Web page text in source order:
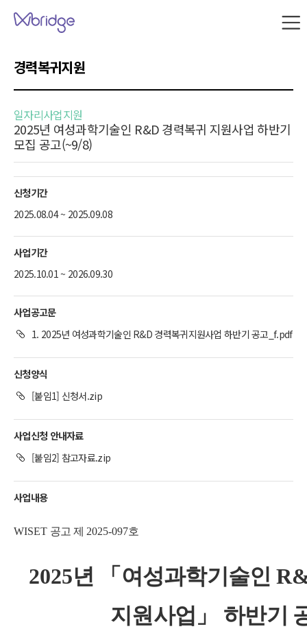
W
이
경력복귀지원
일자리사업지원
2025년 여성과학기술인 R&D 경력복귀 지원사업 하반기
모집 공고(~9/8)
신청기간
2025.08.04 ~ 2025.09.08
사업기간
2025.10.01 ~ 2026.09.30
사업공고문
1. 2025년 여성과학기술인 R&D 경력복귀지원사업 하반기 공고_f.pdf
신청양식
[붙임1] 신청서.zip
사업신청 안내자료
[붙임2] 참고자료.zip
사업내용
WISET 공고 제 2025-097호
2025년 「 여성과학기술인
지원사업 」 하반기